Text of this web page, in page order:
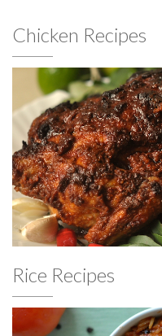
Chicken Recipes
Rice Recipes